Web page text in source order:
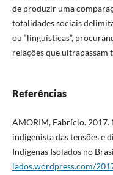
de produzir uma
totalidades sociais
ou “linguísticas”,
relações que ultrapassam
Referências
AMORIM, Fabrício.
indigenista das tensões e
Indígenas Isolados no
lados.wordpress.com/